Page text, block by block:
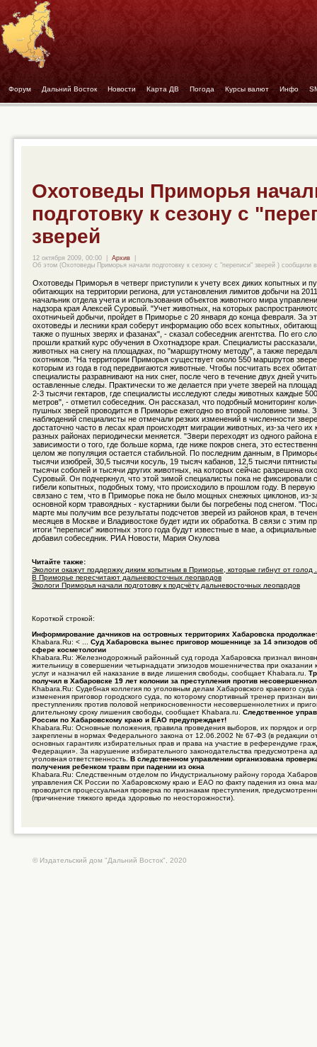
Форум - - Дальний Восток - - Новости - - Карта ДВ - - Погода - - Курсы валют - - Инфо - -
Охотоведы Приморья
подготовку к сезону с
зверей
12 октября 2009, 00:00 Архив
Об этом (Охотоведы Приморья начали подготовку к сезону с "переписи" зверей ) сообщили
Охотоведы Приморья в четверг приступили к учету всех диких копытных и
обитающих на территории региона, для установления лимитов добычи на
начальник отдела учета и использования объектов животного мира
надзора края Алексей Суровый. "Учет животных, на которых
охотничьей добычи, пройдет в Приморье с 20 января до конца февраля. За
охотоведы и лесники края соберут информацию обо всех копытных,
также о пушных зверях и фазанах", - сказал собеседник агентства. По его
прошли краткий курс обучения в Охотнадзоре края. Специалисты
животных на снегу на площадках, по "маршрутному методу", а также
охотников. "На территории Приморья существует около 550 маршрутов
которым из года в год передвигаются животные. Чтобы посчитать всех
специалисты разравнивают на них снег, после чего в течение двух дней
оставленные следы. Практически то же делается при учете зверей на
2-3 тысячи гектаров, где специалисты исследуют следы животных каждые
метров", - отметил собеседник. Он рассказал, что подобный мониторинг
пушных зверей проводится в Приморье ежегодно во второй половине зимы.
наблюдений специалисты не отмечали резких изменений в численности
достаточно часто в лесах края происходят миграции животных, из-за чего их
разных районах периодически меняется. "Звери переходят из одного района
зависимости о того, где больше корма, где ниже покров снега, это
целом же популяция остается стабильной. По последним данным, в
тысячи изюбрей, 30,5 тысячи косуль, 19 тысяч кабанов, 12,5 тысячи
тысячи соболей и тысячи других животных, на которых сейчас разрешена
Суровый. Он подчеркнул, что этой зимой специалисты пока не фиксировали
гибели копытных, подобных тому, что происходило в прошлом году. В первую
связано с тем, что в Приморье пока не было мощных снежных циклонов, из-
основной корм травоядных - кустарники были бы погребены под снегом.
марте мы получим все результаты подсчетов зверей из районов края, в
месяцев в Москве и Владивостоке будет идти их обработка. В связи с этим
итоги "переписи" животных этого года будут известные в мае, а
добавил собеседник. РИА Новости, Мария Окулова
Читайте также:
Экологи окажут поддержку диким копытным в Приморье, которые гибнут от голод
В Приморье пересчитают дальневосточных леопардов
Экологи Приморья начали подготовку к подсчёту дальневосточных леопардов
Короткой строкой:
Информирование дачников на островных территориях Хабаровска
Khabara.Ru: < ... Суд Хабаровска вынес приговор мошеннице за 14 эпизодов
сфере косметологии
Khabara.Ru: Железнодорожный районный суд города Хабаровска признал
жительницу в совершении четырнадцати эпизодов мошенничества при оказании
услуг и назначил ей наказание в виде лишения свободы, сообщает Khabara.ru.
получил в Хабаровске 19 лет колонии за преступления против
Khabara.Ru: Судебная коллегия по уголовным делам Хабаровского краевого суда
изменения приговор городского суда, по которому спортивный тренер признан
преступлениях против половой неприкосновенности несовершеннолетних и
длительному сроку лишения свободы, сообщает Khabara.ru. Следственное
России по Хабаровскому краю и ЕАО предупреждает!
Khabara.Ru: Основные положения, правила проведения выборов, их порядок и
закреплены в нормах Федерального закона от 12.06.2002 № 67-ФЗ (в редакции
основных гарантиях избирательных прав и права на участие в референдуме
Федерации». За нарушение избирательного законодательства предусмотрена
уголовная ответственность. В следственном управлении организована
получения ребенком травм при падении из окна
Khabara.Ru: Следственным отделом по Индустриальному району города
управления СК России по Хабаровскому краю и ЕАО по факту падения из окна
проводится процессуальная проверка по признакам преступления,
(причинение тяжкого вреда здоровью по неосторожности).
© Издательский дом "Дальний Восток", 2020